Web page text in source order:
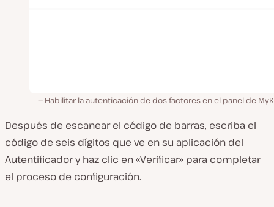
Habilitar la autenticación de dos factores en el panel de
Después de escanear el código de barras, escriba el
código de seis dígitos que ve en su aplicación del
Autentificador y haz clic en «Verificar» para completar
el proceso de configuración.